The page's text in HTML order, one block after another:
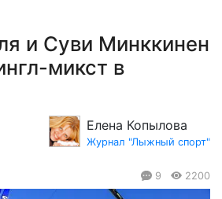
и Суви Минккинен
микст в
Елена Копылова
Журнал "Лыжный спорт"
9 2200